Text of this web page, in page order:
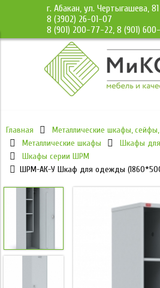
г. Абакан, ул. Чертыгашева, 81
8 (3902) 26-01-07
8 (901) 200-77-22, 8 (901)
Главная
Металлические шкафы, сейфы,
Металлические шкафы
Шкафы
Шкафы серии ШРМ
ШРМ-АК-У Шкаф для одежды